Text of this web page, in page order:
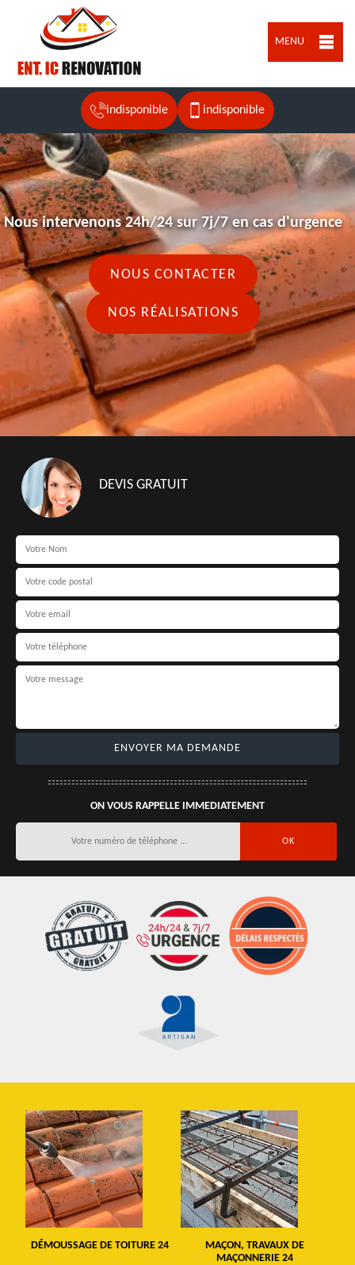
MENU
indisponible indisponible
Nous intervenons 24h/24 sur 7j/7 en cas d'urgence
NOUS CONTACTER
NOS RÉALISATIONS
DEVIS GRATUIT
ON VOUS RAPPELLE IMMEDIATEMENT
DÉMOUSSAGE DE TOITURE 24
MAÇON, TRAVAUX DE
MAÇONNERIE 24